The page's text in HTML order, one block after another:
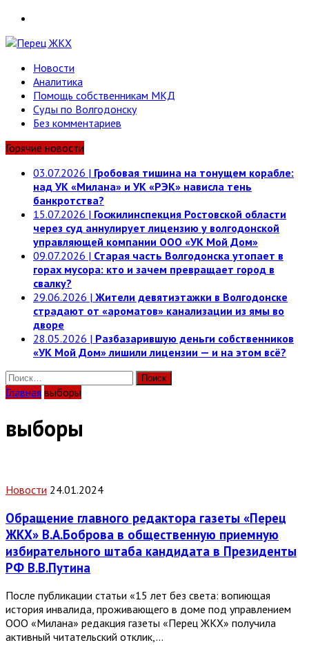
Новости
Аналитика
Помощь собственникам МКД
Суды по Волгодонску
Без комментариев
Горячие новости
03.07.2026 | Гробовая тишина на тонущем корабле:
над УК «Милана» и УК «РЭК» нависла тень
банкротства?
15.07.2026 | Госжилинспекция Ростовской области
через суд аннулирует лицензию у волгодонской
управляющей компании ООО «УК Мой Дом»
09.07.2026 | Старая часть Волгодонска утопает в
горах мусора: кто и зачем превращает город в
свалку?
29.06.2026 | Жители девятиэтажки в Волгодонске
страдают от «ароматов» канализации из ямы во
дворе
28.05.2026 | Разбазарившую деньги собственников
«УК Мой Дом» лишили лицензии — и на этом всё?
Найти:
Главная выборы
выборы
Новости 24.01.2024
Обращение главного редактора газеты «Перец
ЖКХ» В.А.Боброва в общественную приемную
избирательного штаба кандидата в Президенты
РФ В.В.Путина
После публикации статьи «15 лет без света: вопиющая
история инвалида, проживающего в доме под управлением
ООО «Милана» редакция газеты «Перец ЖКХ» получила
активный читательский отклик,…